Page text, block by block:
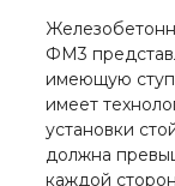
ФМ3
имеющую
имеет
установки
должна
каждой